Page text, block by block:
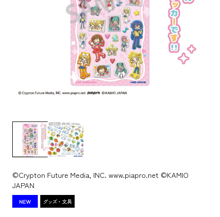
©Crypton Future Media, INC. www.piapro.net ©KAMIO
JAPAN